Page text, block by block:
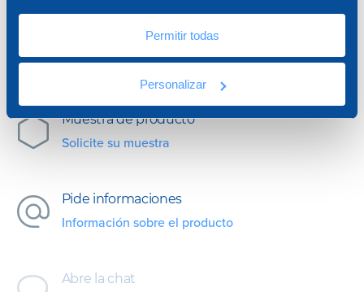
Permitir todas
Personalizar
Solicite una muestra o póngase en contacto con
nosotros para cualquier necesidad.
Muestra de producto
Solicite su muestra
Pide informaciones
Información sobre el producto
Abre la chat